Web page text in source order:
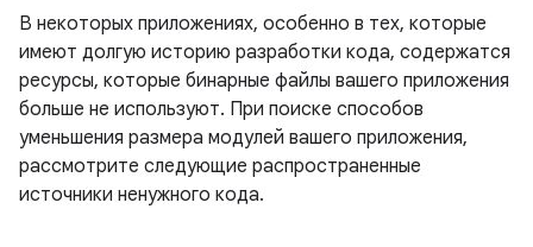
В некоторых приложениях, особенно в тех, которые
имеют долгую историю разработки кода, содержатся
ресурсы, которые бинарные файлы вашего приложения
больше не используют. При поиске способов
уменьшения размера модулей вашего приложения,
рассмотрите следующие распространенные
источники ненужного кода.